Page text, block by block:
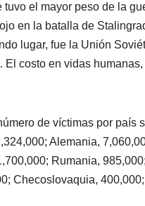
el mayor peso de la
en la batalla de
lugar, fue la Unión
costo en vidas
de víctimas por país
Alemania,
Rumania,
Checoslovaquia,